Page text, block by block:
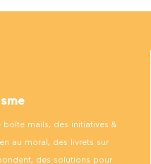
boîte mails, des initiatives &
au moral, des livrets sur
des solutions pour